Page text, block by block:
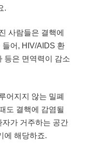
.
사람들은 결핵에
들어, HIV/AIDS 환
등은 면역력이 감소
어지지 않는 밀폐
도 결핵에 감염될
자가 거주하는 공간
에 해당하죠.